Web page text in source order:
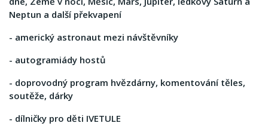
Neptun a další překvapení
- americký astronaut mezi návštěvníky
- autogramiády hostů
- doprovodný program hvězdárny, komentování těles,
soutěže, dárky
- dílničky pro děti IVETULE